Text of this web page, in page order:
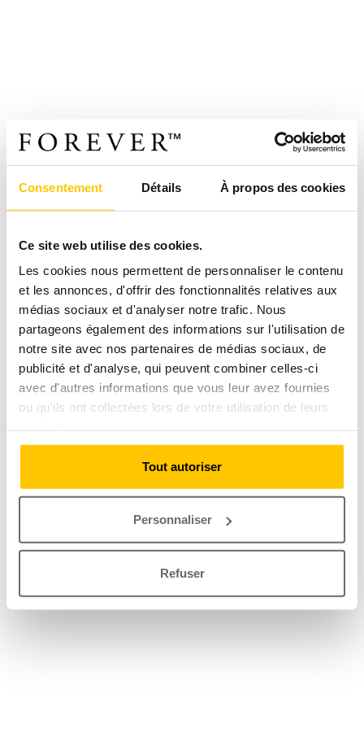
Consentement Détails À propos des cookies
Ce site web utilise des cookies.
Les cookies nous permettent de personnaliser le contenu
et les annonces, d'offrir des fonctionnalités relatives aux
médias sociaux et d'analyser notre trafic. Nous
partageons également des informations sur l'utilisation de
notre site avec nos partenaires de médias sociaux, de
publicité et d'analyse, qui peuvent combiner celles-ci
avec d'autres informations que vous leur avez fournies
ou qu'ils ont collectées lors de votre utilisation de leurs
Tout autoriser
Personnaliser
Refuser